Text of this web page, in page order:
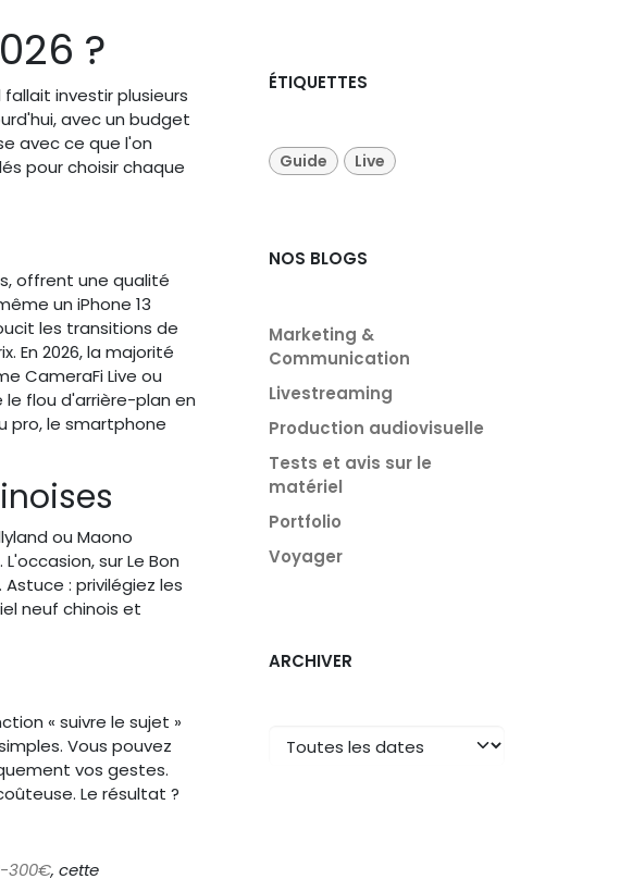
?
investir plusieurs
avec un budget
avec ce que l'on
pour choisir chaque
offrent une qualité
un iPhone 13
les transitions de
En 2026, la majorité
CameraFi Live ou
le flou d'arrière-plan en
pro, le smartphone
ou Maono
sur Le Bon
: privilégiez les
neuf chinois et
« suivre le sujet »
Vous pouvez
vos gestes.
Le résultat ?
300€, cette
ÉTIQUETTES
Guide Live
NOS BLOGS
Marketing &
Communication
Livestreaming
Production audiovisuelle
Tests et avis sur le
matériel
Portfolio
Voyager
ARCHIVER